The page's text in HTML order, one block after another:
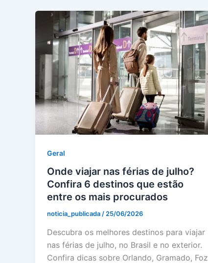
Geral
Onde viajar nas férias de julho?
Confira 6 destinos que estão
entre os mais procurados
noticia_publicada/25/06/2026
Descubra os melhores destinos para viajar
nas férias de julho, no Brasil e no exterior.
Confira dicas sobre Orlando, Gramado, Foz